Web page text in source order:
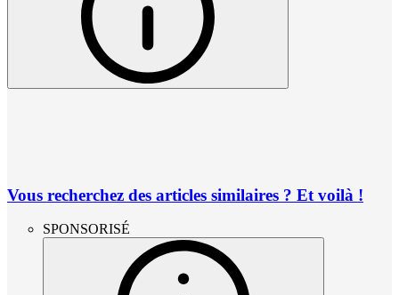
Vous recherchez des articles similaires ? Et voilà !
SPONSORISÉ